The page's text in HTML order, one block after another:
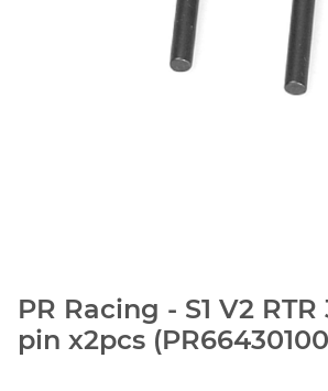
PR Racing - S1 V2
pin x2pcs